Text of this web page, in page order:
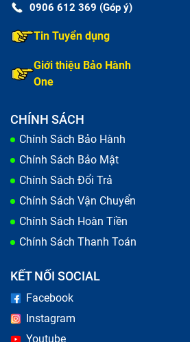
0906 612 369 (Góp ý)
Tin Tuyển dụng
Giới thiệu Bảo Hành
One
CHÍNH SÁCH
Chính Sách Bảo Hành
Chính Sách Bảo Mật
Chính Sách Đổi Trả
Chính Sách Vận Chuyển
Chính Sách Hoàn Tiền
Chính Sách Thanh Toán
KẾT NỐI SOCIAL
Facebook
Instagram
Youtube